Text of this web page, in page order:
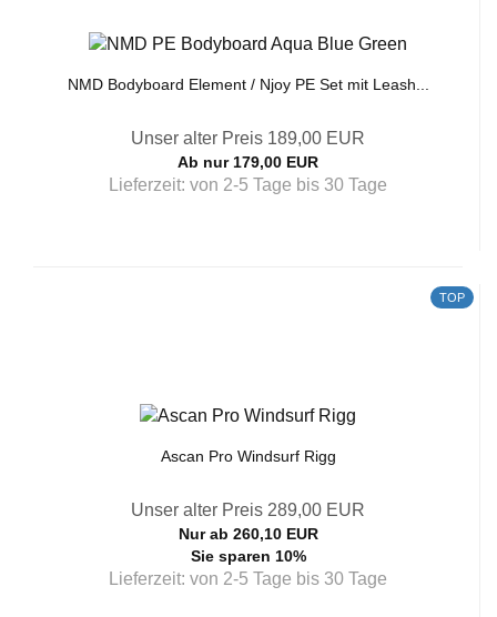
NMD Bodyboard Element / Njoy PE Set mit Leash...
Unser alter Preis 189,00 EUR
Ab nur 179,00 EUR
Lieferzeit: von 2-5 Tage bis 30 Tage
TOP
Ascan Pro Windsurf Rigg
Unser alter Preis 289,00 EUR
Nur ab 260,10 EUR
Sie sparen 10%
Lieferzeit: von 2-5 Tage bis 30 Tage